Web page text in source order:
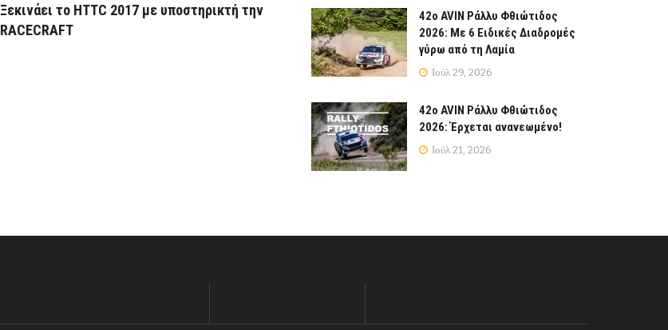
Ξεκινάει το HTTC 2017 με υποστηρικτή την
RACECRAFT
42ο AVIN Ράλλυ Φθιώτιδος
2026: Με 6 Ειδικές Διαδρομές
γύρω από τη Λαμία
Ιούλ 29, 2026
42ο AVIN Ράλλυ Φθιώτιδος
2026: Έρχεται ανανεωμένο!
Ιούλ 21, 2026